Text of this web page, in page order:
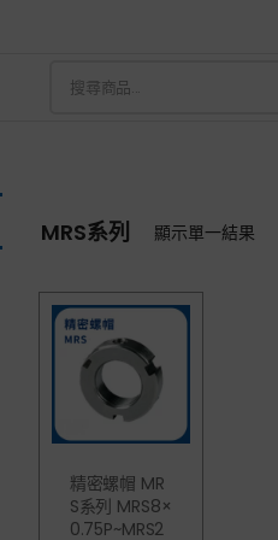
MRS系列 顯示單一結果
精密螺帽 MR
S系列 MRS8×
0.75P~MRS2